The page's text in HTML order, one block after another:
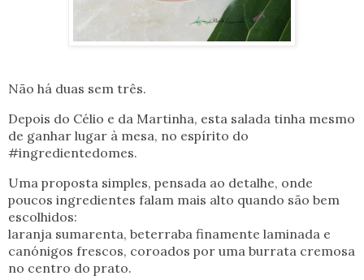
Não há duas sem três.
Depois do Célio e da Martinha, esta salada tinha mesmo
de ganhar lugar à mesa, no espírito do
#ingredientedomes.
Uma proposta simples, pensada ao detalhe, onde
poucos ingredientes falam mais alto quando são bem
escolhidos:
laranja sumarenta, beterraba finamente laminada e
canónigos frescos, coroados por uma burrata cremosa
no centro do prato.